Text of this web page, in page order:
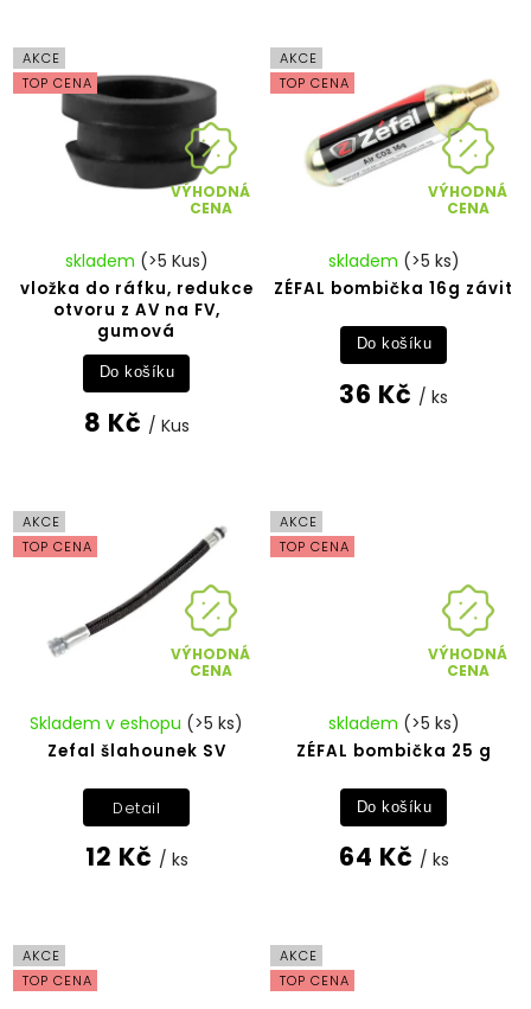
Abecedně
AKCE
TOP CENA
VÝHODNÁ
CENA
vložka do ráfku, redukce
otvoru z AV na FV,
gumová
skladem (>5 Kus)
8 Kč / Kus
Do košíku
AKCE
TOP CENA
VÝHODNÁ
CENA
ZÉFAL bombička 16g závit
skladem (>5 ks)
36 Kč / ks
Do košíku
AKCE
TOP CENA
VÝHODNÁ
CENA
Zefal šlahounek SV
Skladem v eshopu (>5 ks)
12 Kč / ks
Detail
AKCE
TOP CENA
VÝHODNÁ
CENA
ZÉFAL bombička 25 g
skladem (>5 ks)
64 Kč / ks
Do košíku
AKCE
TOP CENA
AKCE
TOP CENA